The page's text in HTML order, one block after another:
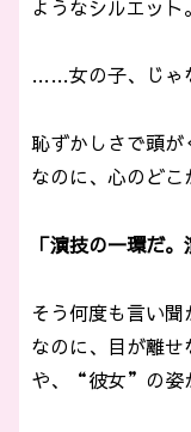
ようなシルエット。
……女の子、じゃ
恥ずかしさで頭が
なのに、心のど
「演技の一環だ
そう何度も言い聞
なのに、目が離
や、“彼女”の姿